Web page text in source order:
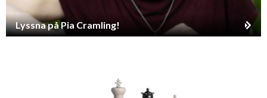
Lyssna på Pia Cramling!